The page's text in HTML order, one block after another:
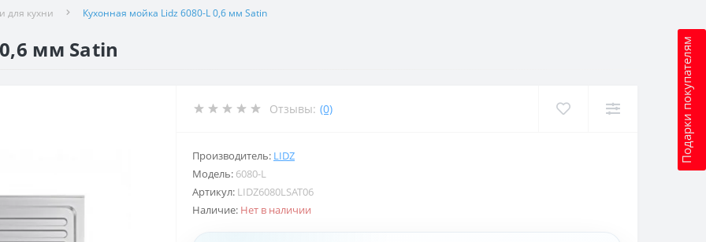
Подарки покупателям
для кухни Кухонная мойка Lidz 6080-L 0,6 мм Satin
мм Satin
Отзывы: (0)
Производитель: LIDZ
Модель: 6080-L
Артикул: LIDZ6080LSAT06
Наличие: Нет в наличии